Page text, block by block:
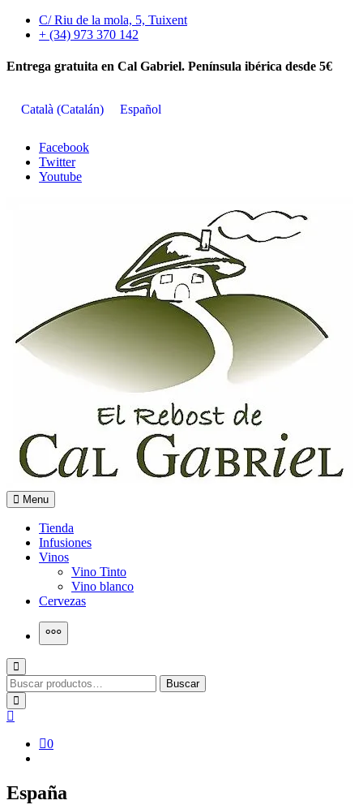
Skip
C/ Riu de la mola, 5, Tuixent
+ (34) 973 370 142
Entrega gratuita en Cal Gabriel. Península ibérica desde 5€
Català (Catalán) Español
Facebook
Twitter
Youtube
El Rebost de Cal Gabriel
La botiga amb els productes de Cal Gabriel
Menu
Tienda
Infusiones
Vinos
Vino Tinto
Vino blanco
Cervezas
More
Buscar
por:
Buscar
0
España